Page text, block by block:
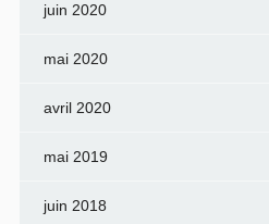
juin 2020
mai 2020
avril 2020
mai 2019
juin 2018